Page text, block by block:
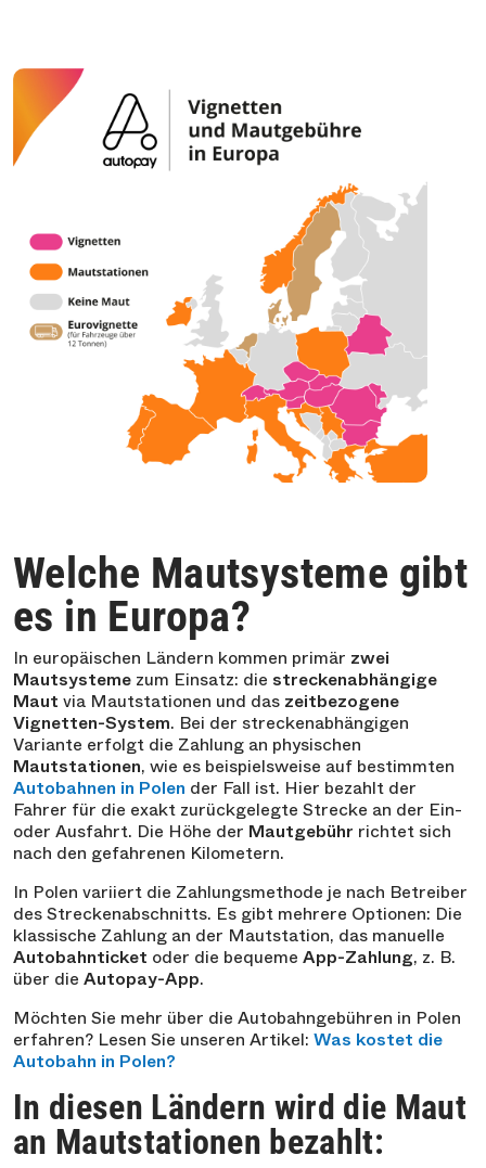
Welche Mautsysteme gibt
es in Europa?
In europäischen Ländern kommen primär zwei
Mautsysteme zum Einsatz: die streckenabhängige
Maut via Mautstationen und das zeitbezogene
Vignetten-System. Bei der streckenabhängigen
Variante erfolgt die Zahlung an physischen
Mautstationen, wie es beispielsweise auf bestimmten
Autobahnen in Polen der Fall ist. Hier bezahlt der
Fahrer für die exakt zurückgelegte Strecke an der Ein-
oder Ausfahrt. Die Höhe der Mautgebühr richtet sich
nach den gefahrenen Kilometern.
In Polen variiert die Zahlungsmethode je nach Betreiber
des Streckenabschnitts. Es gibt mehrere Optionen: Die
klassische Zahlung an der Mautstation, das manuelle
Autobahnticket oder die bequeme App-Zahlung, z. B.
über die Autopay-App.
Möchten Sie mehr über die Autobahngebühren in Polen
erfahren? Lesen Sie unseren Artikel: Was kostet die
Autobahn in Polen?
In diesen Ländern wird die Maut
an Mautstationen bezahlt: